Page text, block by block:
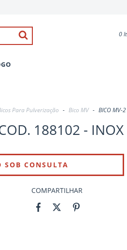
0
Para Pulverização - Bico MV - BICO MV-
188102 -
COMPARTILHAR